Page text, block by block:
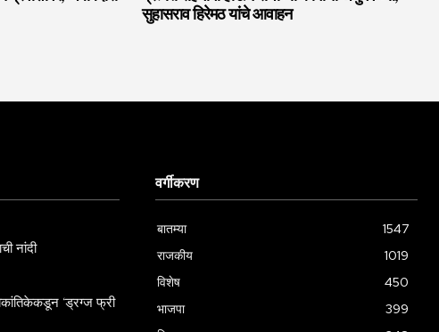
सुहासराव हिरेमठ यांचे आवाहन
नांदी
‘ड्रग्ज फ्री
वर्गीकरण
बातम्या
1547
राजकीय
1019
विशेष
450
भाजपा
399